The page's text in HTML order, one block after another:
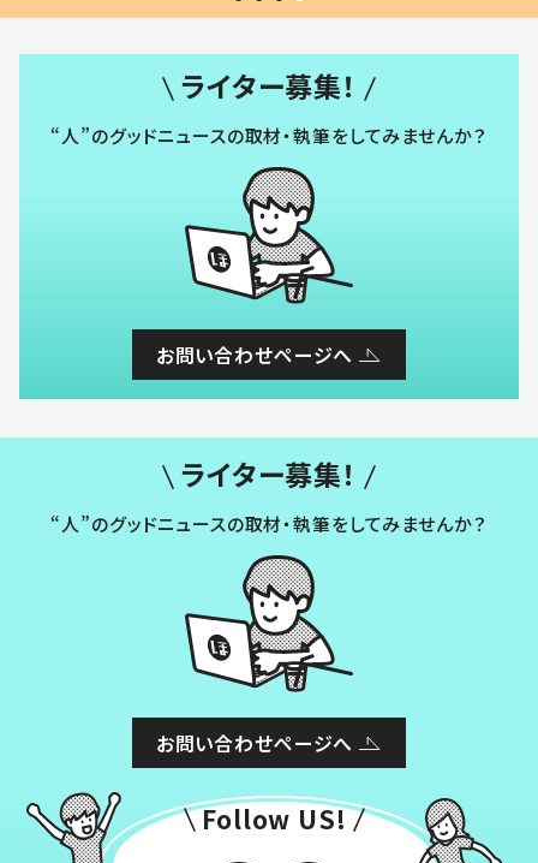
ライター募集！
“人”のグッドニュースの取材・執筆をしてみませんか？
お問い合わせページへ
ライター募集！
“人”のグッドニュースの取材・執筆をしてみませんか？
お問い合わせページへ
Follow US!